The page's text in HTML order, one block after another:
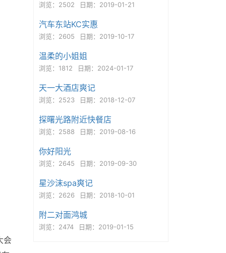
会
浏览：2502 日期：2019-01-21
汽车东站KC实惠
浏览：2605 日期：2019-10-17
温柔的小姐姐
浏览：1812 日期：2024-01-17
天一大酒店爽记
浏览：2523 日期：2018-12-07
探曙光路附近快餐店
浏览：2588 日期：2019-08-16
你好阳光
浏览：2645 日期：2019-09-30
星沙沫spa爽记
浏览：2626 日期：2018-10-01
附二对面鸿城
浏览：2474 日期：2019-01-15